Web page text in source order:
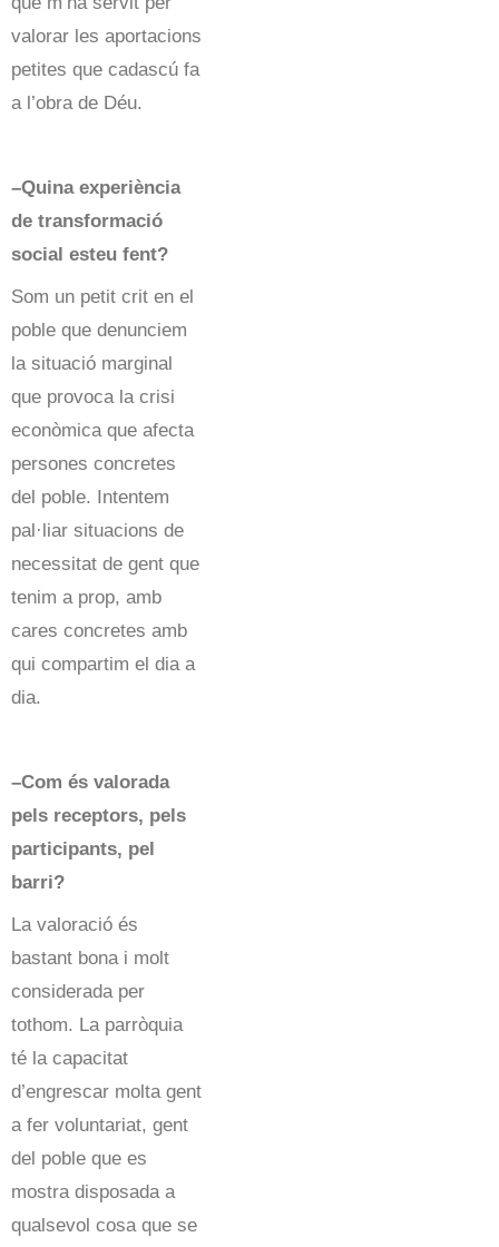
valorar les aportacions
petites que cadascú fa
a l’obra de Déu.
–Quina experiència
de transformació
social esteu fent?
Som un petit crit en el
poble que denunciem
la situació marginal
que provoca la crisi
econòmica que afecta
persones concretes
del poble. Intentem
pal·liar situacions de
necessitat de gent que
tenim a prop, amb
cares concretes amb
qui compartim el dia a
dia.
–Com és valorada
pels receptors, pels
participants, pel
barri?
La valoració és
bastant bona i molt
considerada per
tothom. La parròquia
té la capacitat
d’engrescar molta gent
a fer voluntariat, gent
del poble que es
mostra disposada a
qualsevol cosa que se